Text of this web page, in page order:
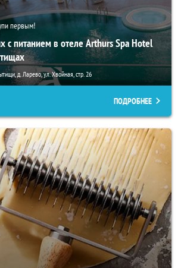
первым!
с питанием в отеле Arthurs Spa Hotel
д. Ларево, ул. Хвойная, стр. 26
ПОДРОБНЕЕ